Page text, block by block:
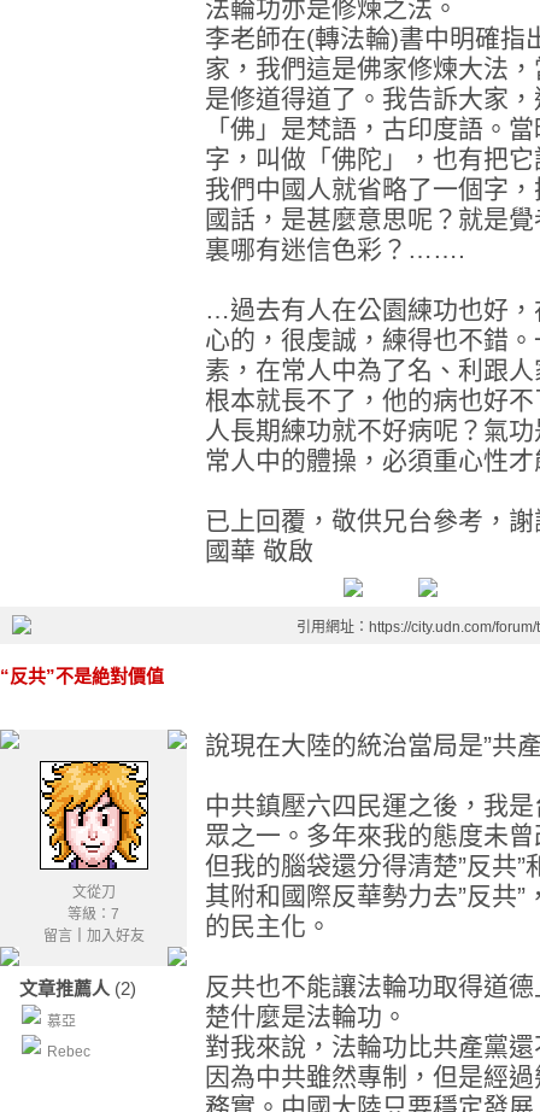
法輪功亦是修煉之法。
李老師在(轉法輪)書中明確指
家，我們這是佛家修煉大法
是修道得道了。我告訴大家
「佛」是梵語，古印度語。
字，叫做「佛陀」，也有把
我們中國人就省略了一個字
國話，是甚麼意思呢？就是
裏哪有迷信色彩？…….
…過去有人在公園練功也好
心的，很虔誠，練得也不錯
素，在常人中為了名、利跟
根本就長不了，他的病也好
人長期練功就不好病呢？氣
常人中的體操，必須重心性
已上回覆，敬供兄台參考，謝
國華 敬啟
引用網址：https://city.udn.com/
“反共”不是絶對價值
文從刀
等級：7
留言｜ 加入好友
文章推薦人 (2)
慕亞
Rebec
說現在大陸的統治當局是”共
中共鎮壓六四民運之後，我
眾之一。多年來我的態度未
但我的腦袋還分得清楚”反共”
其附和國際反華勢力去”反共
的民主化。
反共也不能讓法輪功取得道
楚什麼是法輪功。
對我來說，法輪功比共產黨
因為中共雖然專制，但是經